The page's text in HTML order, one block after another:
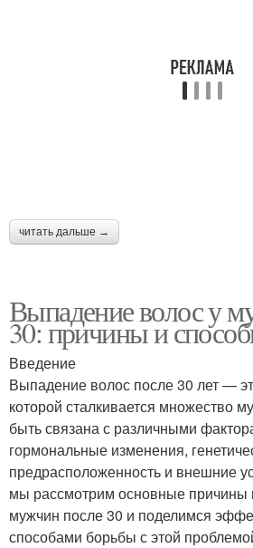
читать дальше →
Выпадение волос у
30: причины и
Введение
Выпадение волос после 30 лет —
которой сталкивается множество
быть связана с различными
гормональные изменения,
предрасположенность и внешние
мы рассмотрим основные причины
мужчин после 30 и поделимся
способами борьбы с этой